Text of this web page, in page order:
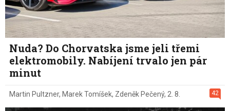
Nuda? Do Chorvatska jsme jeli třemi
elektromobily. Nabíjení trvalo jen pár
minut
42
Martin Pultzner, Marek Tomíšek, Zdeněk Pečený, 2. 8.